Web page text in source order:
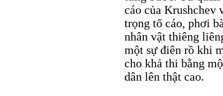
cáo của
trọng tố cáo, phơi
nhân vật thiêng
một sự điên rồ khi
cho khả thi bằng
dân lên thật cao.